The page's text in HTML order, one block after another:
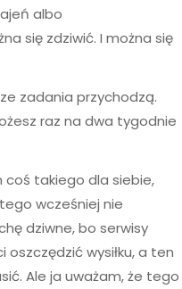
albo
się zdziwić. I można się
zadania przychodzą.
raz na dwa tygodnie
coś takiego dla siebie,
wcześniej nie
dziwne, bo serwisy
wysiłku, a ten
Ale ja uważam, że tego